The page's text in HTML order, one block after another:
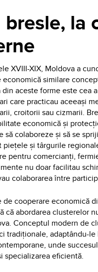
bresle, la
XVIII-XIX, Moldova a
economică similare
aceste forme este cea
care practicau aceeași
croitorii sau cizmarii.
economică și
să colaboreze și să se
piețele și târgurile
pentru comercianți,
nu doar facilitau
colaborarea între
de cooperare economică
că abordarea clusterelor
Conceptul modern de
tradiționale, adaptându-le
unde
specializarea eficientă.